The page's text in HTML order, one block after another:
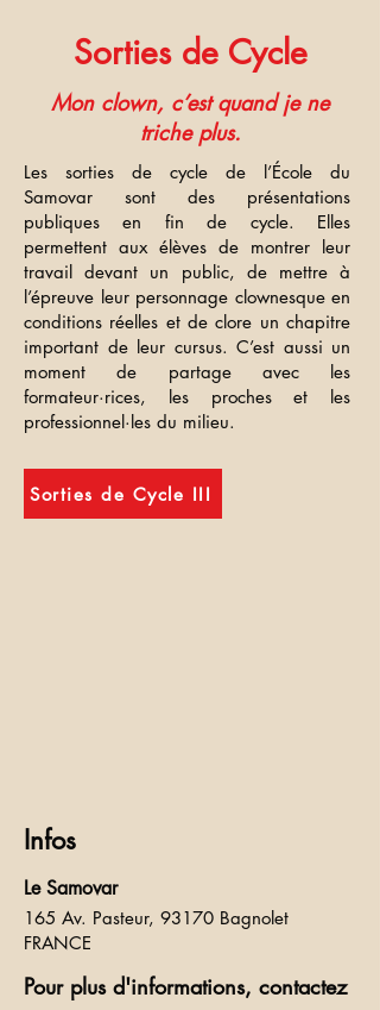
Sorties de Cycle
Mon clown, c’est quand je ne
triche plus.
Les sorties de cycle de l’École du
Samovar sont des présentations
publiques en fin de cycle. Elles
permettent aux élèves de montrer leur
travail devant un public, de mettre à
l’épreuve leur personnage clownesque en
conditions réelles et de clore un chapitre
important de leur cursus. C’est aussi un
moment de partage avec les
formateur·rices, les proches et les
professionnel·les du milieu.
Sorties de Cycle III
Infos
Le Samovar
165 Av. Pasteur, 93170 Bagnolet
FRANCE
Pour plus d'informations, contactez